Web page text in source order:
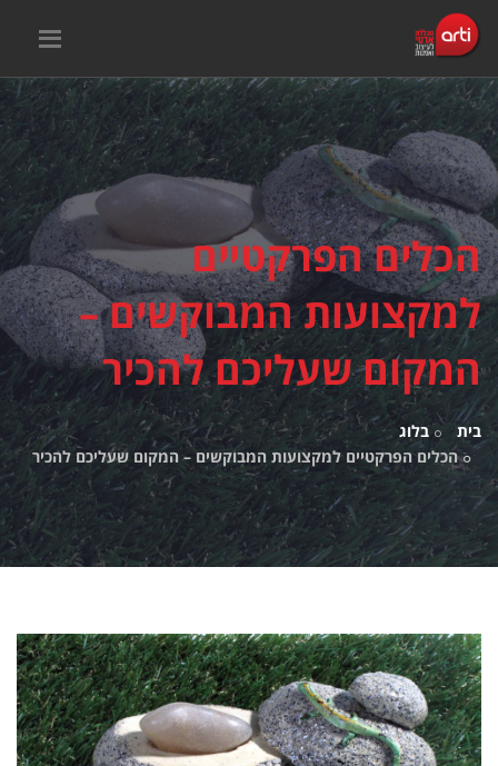
הכלים הפרקטיים
למקצועות המבוקשים –
המקום שעליכם להכיר
בית
בלוג
הכלים הפרקטיים למקצועות המבוקשים – המקום שעליכם להכיר